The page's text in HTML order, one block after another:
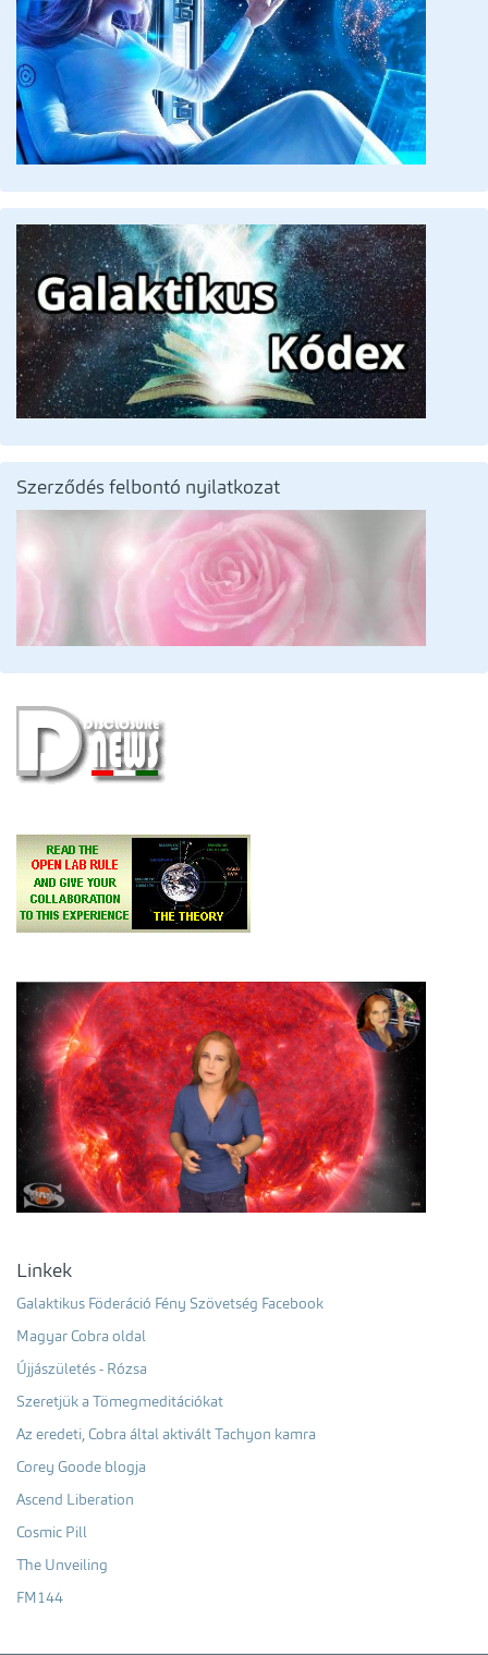
Szerződés felbontó nyilatkozat
Linkek
Galaktikus Föderáció Fény Szövetség Facebook
Magyar Cobra oldal
Újjászületés - Rózsa
Szeretjük a Tömegmeditációkat
Az eredeti, Cobra által aktivált Tachyon kamra
Corey Goode blogja
Ascend Liberation
Cosmic Pill
The Unveiling
FM144